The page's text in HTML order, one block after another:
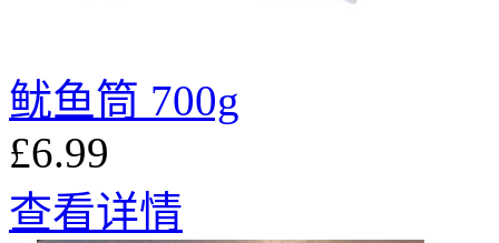
鱿鱼筒 700g
£6.99
查看详情